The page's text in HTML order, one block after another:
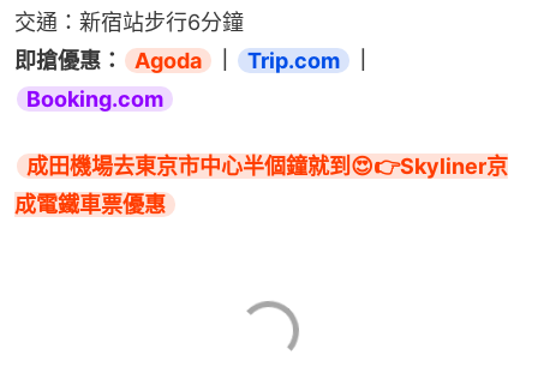
交通：新宿站步行6分鐘
即搶優惠：
Agoda Trip.com
Booking.com
成田機場去東京市中心半個鐘就到😍👉Skyliner京
成電鐵車票優惠